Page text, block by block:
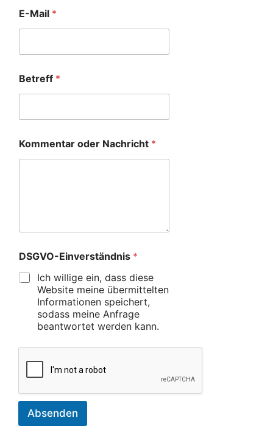
E-Mail *
Betreff *
Kommentar oder Nachricht *
DSGVO-Einverständnis *
Ich willige ein, dass diese
Website meine übermittelten
Informationen speichert,
sodass meine Anfrage
beantwortet werden kann.
Absenden